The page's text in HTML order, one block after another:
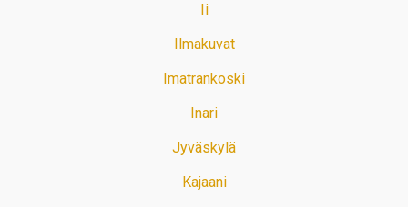
Ii
Ilmakuvat
Imatrankoski
Inari
Jyväskylä
Kajaani